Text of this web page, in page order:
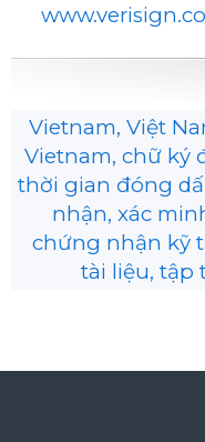
Vietnam, Việt
Vietnam, chữ ký
thời gian đóng
nhận, xác
chứng nhận kỹ
tài liệu, tập